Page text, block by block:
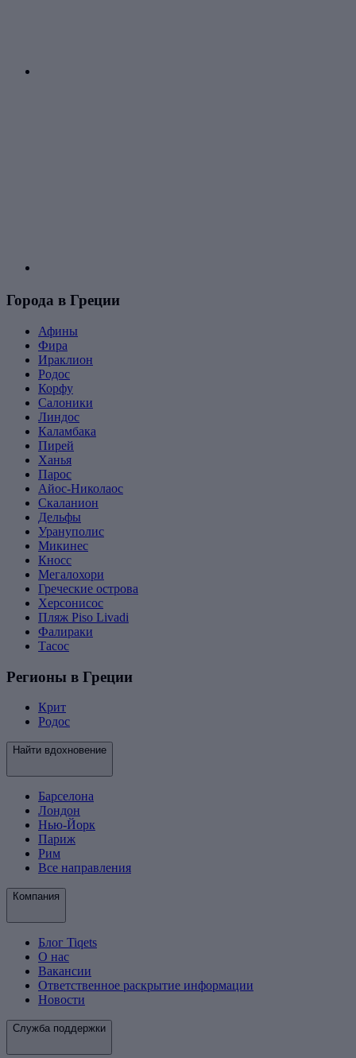
Города в Греции
Афины
Фира
Ираклион
Родос
Корфу
Салоники
Линдос
Каламбака
Пирей
Ханья
Парос
Айос-Николаос
Скаланион
Дельфы
Урануполис
Микинес
Кносс
Мегалохори
Греческие острова
Херсонисос
Пляж Piso Livadi
Фалираки
Тасос
Регионы в Греции
Крит
Родос
Найти вдохновение
Барселона
Лондон
Нью-Йорк
Париж
Рим
Все направления
Компания
Блог Tiqets
О нас
Вакансии
Ответственное раскрытие информации
Новости
Служба поддержки